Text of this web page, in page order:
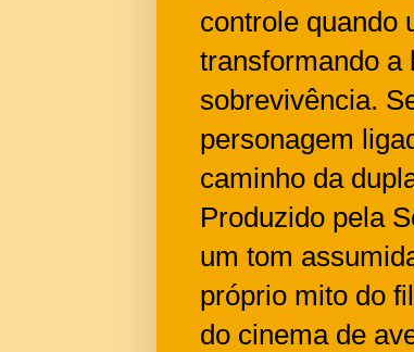
controle quando
transformando a
sobrevivência.
personagem
caminho da
Produzido pela
um tom
próprio mito do
do cinema de